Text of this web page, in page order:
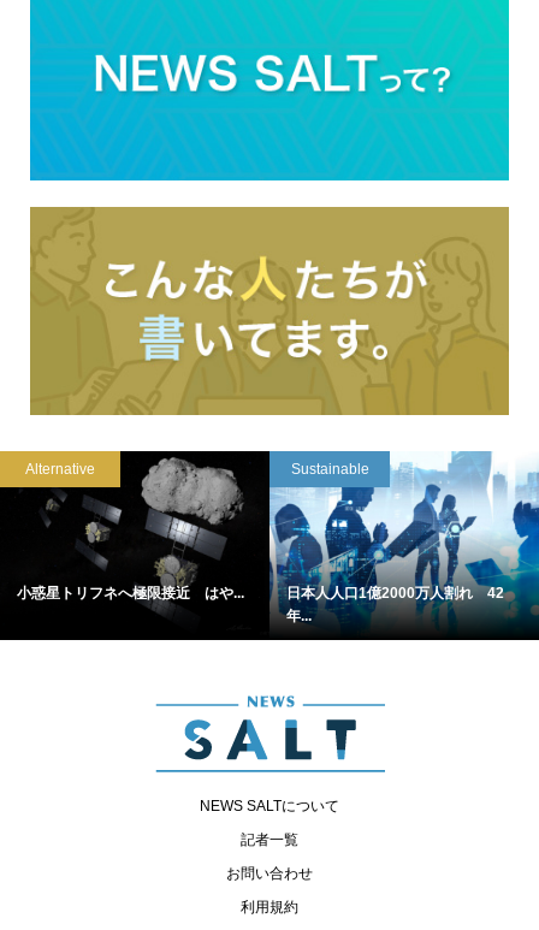
Alternative
小惑星トリフネへ極限接近 はや...
Sustainable
日本人人口1億2000万人割れ 42
年...
NEWS SALTについて
記者一覧
お問い合わせ
利用規約